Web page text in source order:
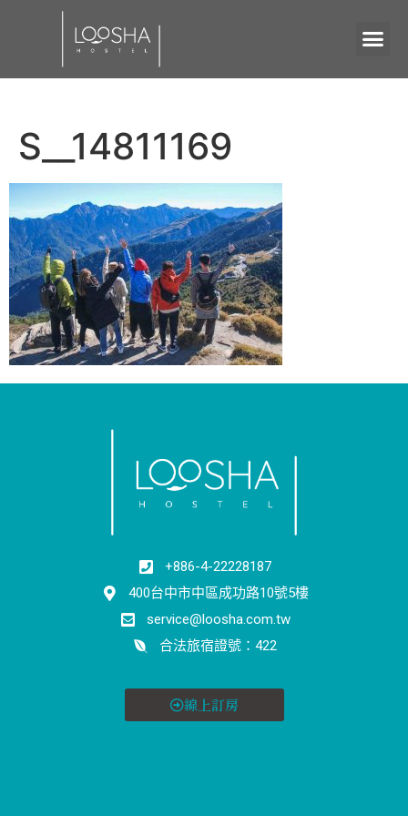
S__14811169
+886-4-22228187
400台中市中區成功路10號5樓
service@loosha.com.tw
合法旅宿證號：422
線上訂房